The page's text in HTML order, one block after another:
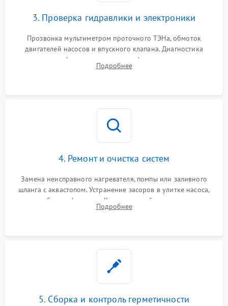
3. Проверка гидравлики и электроники
Прозвонка мультиметром проточного ТЭНа, обмоток
двигателей насосов и впускного клапана. Диагностика
прессостата (датчика уровня воды), датчика мутности,
концевика дверцы и электронного модуля управления.
Подробнее
4. Ремонт и очистка систем
Замена неисправного нагревателя, помпы или заливного
шланга с аквастопом. Устранение засоров в улитке насоса,
патрубках и фильтрах. Компонентный ремонт платы
управления, восстановление поврежденной проводки.
Подробнее
5. Сборка и контроль герметичности